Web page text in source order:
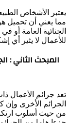
يعتبر الأشخاص
مما يعني أن تحميل
الجنائية العامة أو
للأعمال لا يثير أي
المبحث الثاني :
تعد جرائم الأعمال
الجرائم الأخرى وإن
من حيث أسلوب